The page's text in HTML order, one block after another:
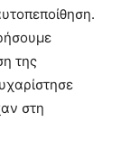
της
στη